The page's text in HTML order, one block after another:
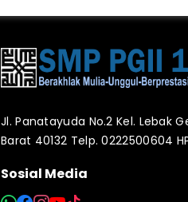
Jl. Panatayuda No.2 Kel. Lebak
Barat 40132 Telp. 0222500604
Sosial Media